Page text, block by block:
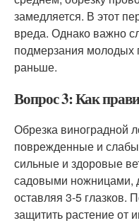
замедляется. В этот
вреда. Однако важно
подмерзания молодых
раньше.
Вопрос 3: Как
Обрезка виноградной
поврежденные и
сильные и здоровые
садовыми ножницами,
оставляя 3-5 глазков.
защитить растение от